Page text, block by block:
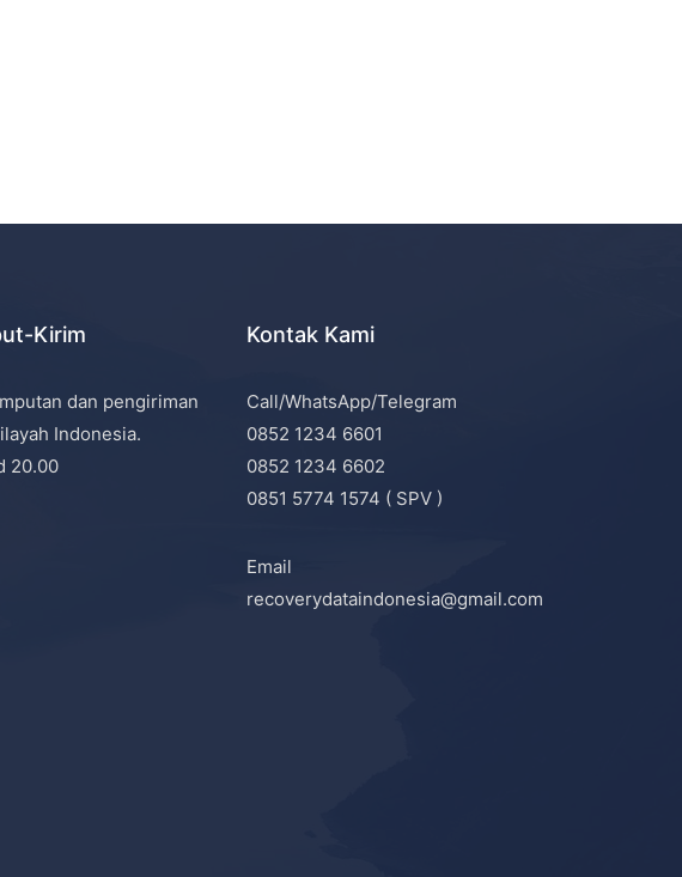
Kirim
dan pengiriman
Indonesia.
20.00
Kontak Kami
Call/WhatsApp/Telegram
0852 1234 6601
0852 1234 6602
0851 5774 1574 ( SPV )
Email
recoverydataindonesia@gmail.com